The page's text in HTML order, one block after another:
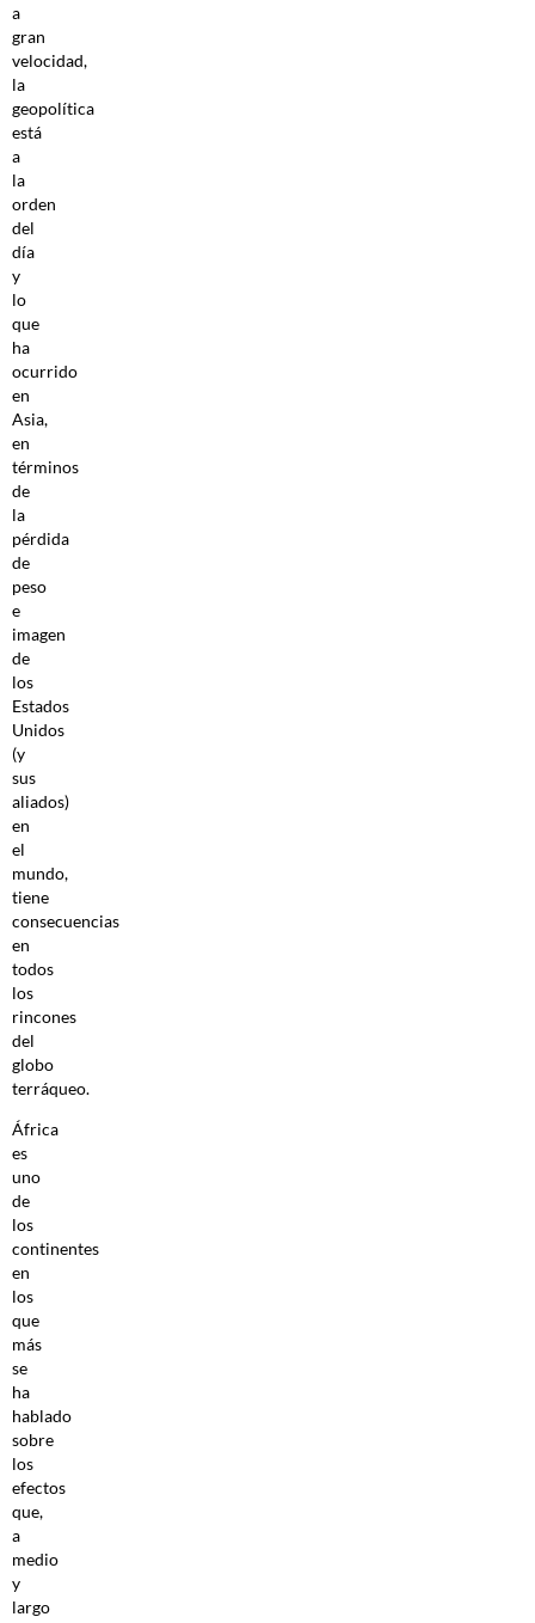
a
gran
velocidad,
la
geopolítica
está
a
la
orden
del
día
y
lo
que
ha
ocurrido
en
Asia,
en
términos
de
la
pérdida
de
peso
e
imagen
de
los
Estados
Unidos
(y
sus
aliados)
en
el
mundo,
tiene
consecuencias
en
todos
los
rincones
del
globo
terráqueo.
África
es
uno
de
los
continentes
en
los
que
más
se
ha
hablado
sobre
los
efectos
que,
a
medio
y
largo